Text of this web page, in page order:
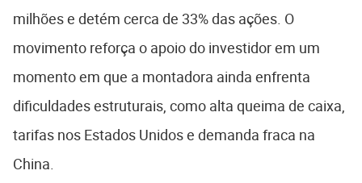
milhões e detém cerca de 33% das ações. O
movimento reforça o apoio do investidor em um
momento em que a montadora ainda enfrenta
dificuldades estruturais, como alta queima de caixa,
tarifas nos Estados Unidos e demanda fraca na
China.